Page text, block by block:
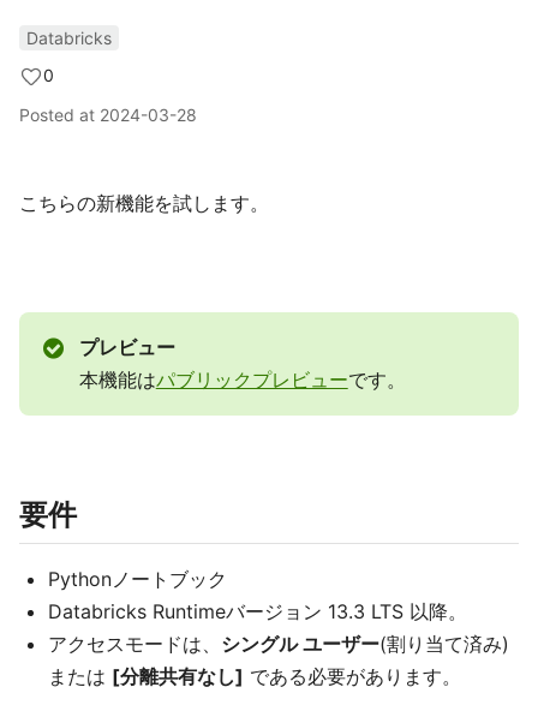
Databricks
0
Posted at 2024-03-28
こちらの新機能を試します。
プレビュー
本機能はパブリックプレビューです。
要件
Pythonノートブック
Databricks Runtimeバージョン 13.3 LTS 以降。
アクセスモードは、 シングル ユーザー(割り当て済み)
または [分離共有なし] である必要があります。